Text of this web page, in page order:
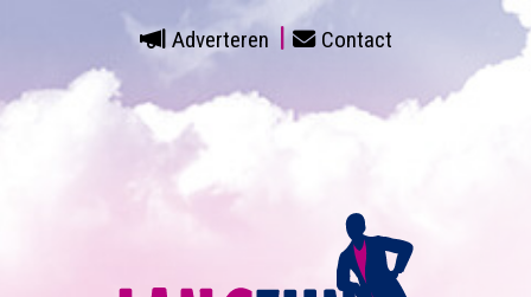
Adverteren Contact